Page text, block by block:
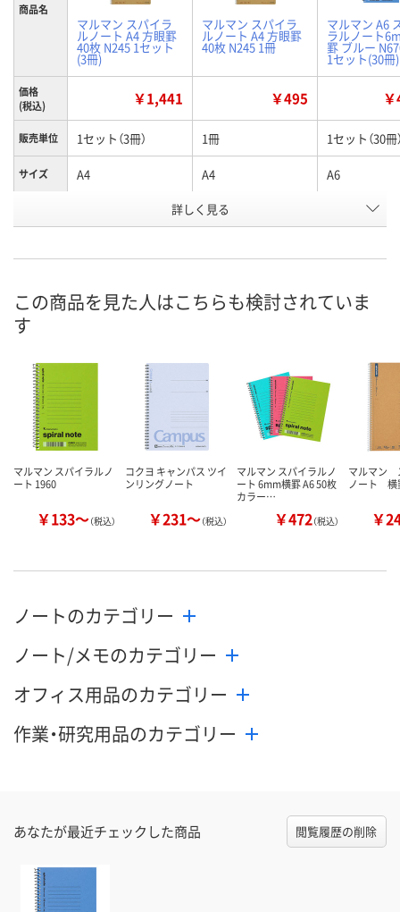
商品名
マルマン スパイラ
ルノート A4 方眼罫
40枚 N245 1セット
(3冊)
マルマン スパイラ
ルノート A4 方眼罫
40枚 N245 1冊
マルマン A6
ラルノート
罫 ブルー
1セット(30冊)
価格
(税込)
￥1,441 ￥495
販売単位 1セット（3冊） 1冊 1セット（30冊
サイズ A4 A4 A6
クラフト
号
数量
カゴへ カゴへ
数量
カ
詳しく見る
この商品を見た人はこちらも検討されていま
す
マルマン スパイラルノ
ート 1960
￥133～（税込）
コクヨ キャンパス ツイ
ンリングノート
￥231～（税込）
マルマン スパイラルノ
ート 6mm横罫 A6 50枚
カラー…
￥472（税込）
マルマン
ノート 横
￥
ノートのカテゴリー
ノート/メモのカテゴリー
オフィス用品のカテゴリー
作業・研究用品のカテゴリー
あなたが最近チェックした商品 閲覧履歴の削除